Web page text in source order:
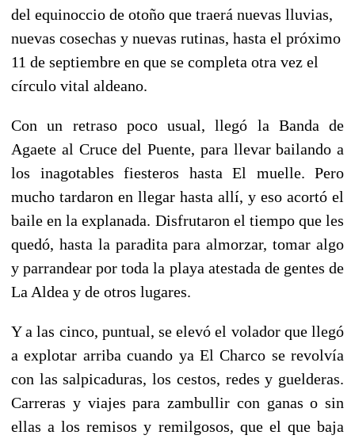
del equinoccio de otoño que traerá nuevas lluvias,
nuevas cosechas y nuevas rutinas, hasta el próximo
11 de septiembre en que se completa otra vez el
círculo vital aldeano.
Con un retraso poco usual, llegó la Banda de
Agaete al Cruce del Puente, para llevar bailando a
los inagotables fiesteros hasta El muelle. Pero
mucho tardaron en llegar hasta allí, y eso acortó el
baile en la explanada. Disfrutaron el tiempo que les
quedó, hasta la paradita para almorzar, tomar algo
y parrandear por toda la playa atestada de gentes de
La Aldea y de otros lugares.
Y a las cinco, puntual, se elevó el volador que llegó
a explotar arriba cuando ya El Charco se revolvía
con las salpicaduras, los cestos, redes y guelderas.
Carreras y viajes para zambullir con ganas o sin
ellas a los remisos y remilgosos, que el que baja